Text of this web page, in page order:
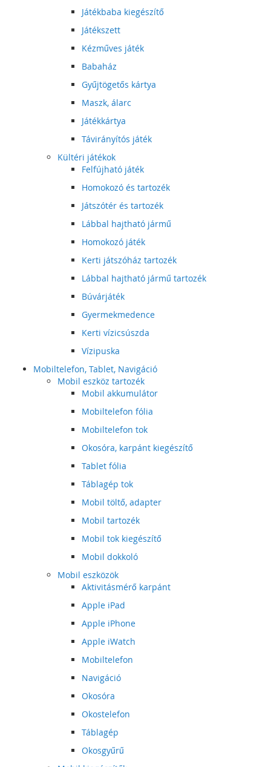
Játékbaba kiegészítő
Játékszett
Kézműves játék
Babaház
Gyűjtögetős kártya
Maszk, álarc
Játékkártya
Távirányítós játék
Kültéri játékok
Felfújható játék
Homokozó és tartozék
Játszótér és tartozék
Lábbal hajtható jármű
Homokozó játék
Kerti játszóház tartozék
Lábbal hajtható jármű tartozék
Búvárjáték
Gyermekmedence
Kerti vízicsúszda
Vízipuska
Mobiltelefon, Tablet, Navigáció
Mobil eszköz tartozék
Mobil akkumulátor
Mobiltelefon fólia
Mobiltelefon tok
Okosóra, karpánt kiegészítő
Tablet fólia
Táblagép tok
Mobil töltő, adapter
Mobil tartozék
Mobil tok kiegészítő
Mobil dokkoló
Mobil eszközök
Aktivitásmérő karpánt
Apple iPad
Apple iPhone
Apple iWatch
Mobiltelefon
Navigáció
Okosóra
Okostelefon
Táblagép
Okosgyűrű